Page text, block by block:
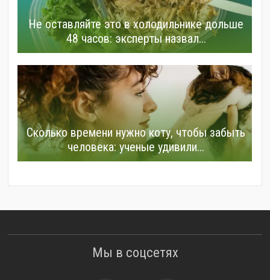
Не оставляйте это в холодильнике дольше
48 часов: эксперты назвал...
Сколько времени нужно коту, чтобы забыть
человека: ученые удивили...
Мы в соцсетях